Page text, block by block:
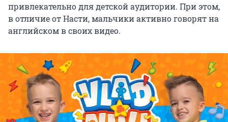
привлекательно для детской аудитории. При этом,
в отличие от Насти, мальчики активно говорят на
английском в своих видео.